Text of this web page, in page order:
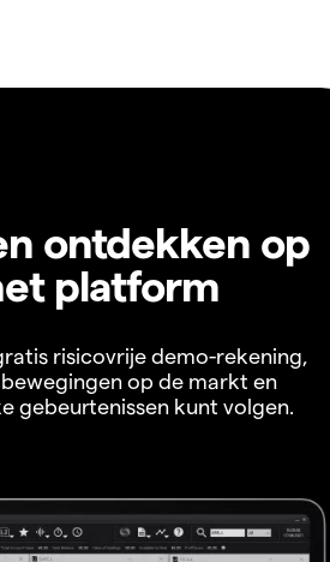
ontdekken op
platform
risicovrije demo-rekening,
op de markt en
gebeurtenissen kunt volgen.